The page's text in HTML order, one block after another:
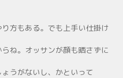
方もある。でも上手い仕掛け
ね。オッサンが顔も晒さずに
うがないし、かといって